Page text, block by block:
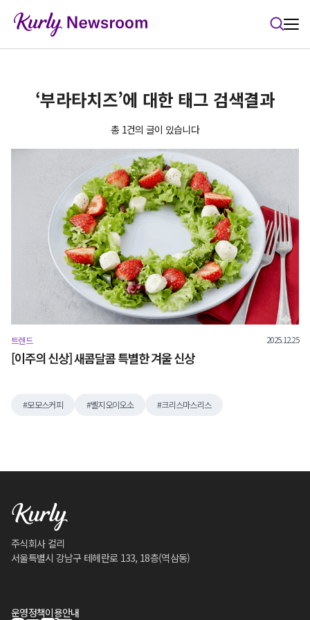
‘부라타치즈’에 대한 태그 검색결과
총 1건의 글이 있습니다
트렌드 2025.12.25
[이주의 신상] 새콤달콤 특별한 겨울 신상
모모스커피 벨지오이오소 크리스마스리스
주식회사 컬리
서울특별시 강남구 테헤란로 133, 18층(역삼동)
운영정책이용안내